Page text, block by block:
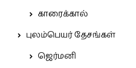
காரைக்கால்
புலம்பெயர் தேசங்கள்
ஜெர்மனி